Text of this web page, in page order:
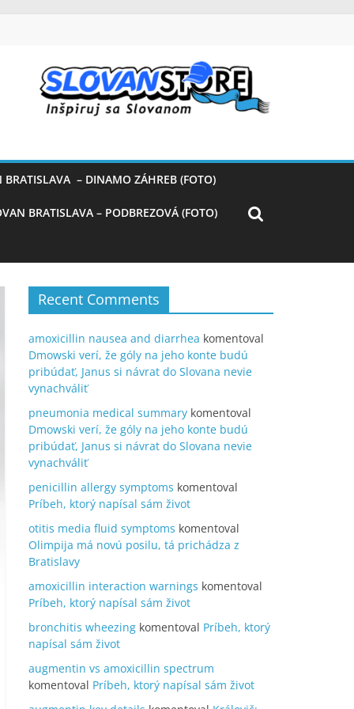
BRATISLAVA – DINAMO ZÁHREB (FOTO)
BRATISLAVA – PODBREZOVÁ (FOTO)
Recent Comments
amoxicillin nausea and diarrhea komentoval
Dmowski verí, že góly na jeho konte budú
pribúdať, Janus si návrat do Slovana nevie
vynachváliť
pneumonia medical summary komentoval
Dmowski verí, že góly na jeho konte budú
pribúdať, Janus si návrat do Slovana nevie
vynachváliť
penicillin allergy symptoms komentoval
Príbeh, ktorý napísal sám život
otitis media fluid symptoms komentoval
Olimpija má novú posilu, tá prichádza z
Bratislavy
amoxicillin interaction warnings komentoval
Príbeh, ktorý napísal sám život
bronchitis wheezing komentoval Príbeh, ktorý
napísal sám život
augmentin vs amoxicillin spectrum
komentoval Príbeh, ktorý napísal sám život